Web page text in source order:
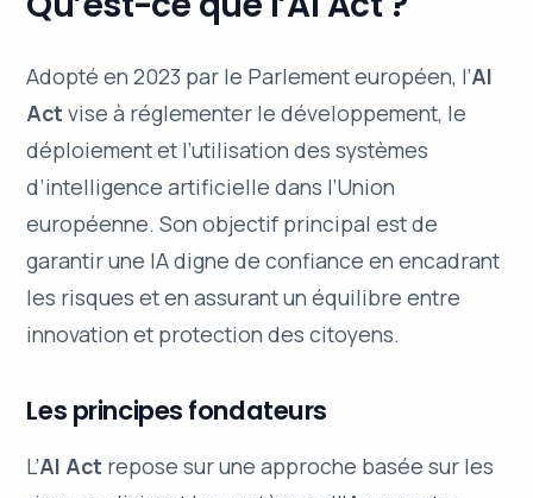
Adopté en 2023 par le Parlement européen, l’AI
Act vise à réglementer le développement, le
déploiement et l’utilisation des systèmes
d’intelligence artificielle dans l’Union
européenne. Son objectif principal est de
garantir une IA digne de confiance en encadrant
les risques et en assurant un équilibre entre
innovation et protection des citoyens.
Les principes fondateurs
L’AI Act repose sur une approche basée sur les